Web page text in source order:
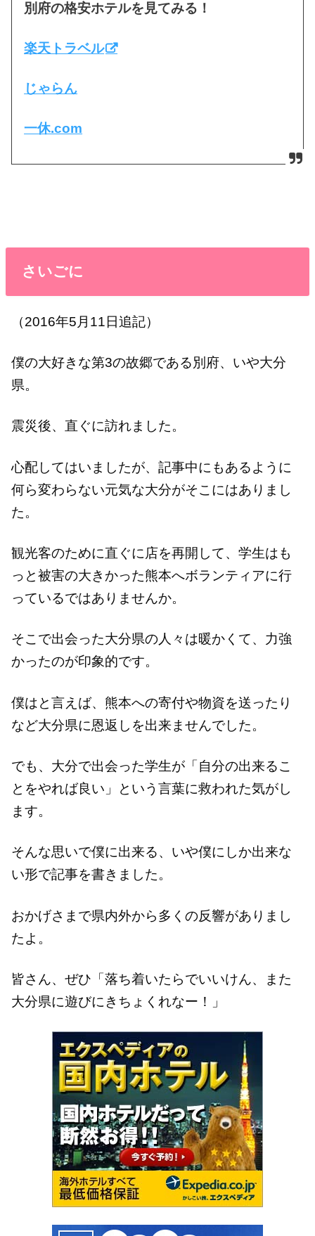
別府の格安ホテルを見てみる！
楽天トラベル
じゃらん
一休.com
さいごに
（2016年5月11日追記）
僕の大好きな第3の故郷である別府、いや大分
県。
震災後、直ぐに訪れました。
心配してはいましたが、記事中にもあるように
何ら変わらない元気な大分がそこにはありまし
た。
観光客のために直ぐに店を再開して、学生はも
っと被害の大きかった熊本へボランティアに行
っているではありませんか。
そこで出会った大分県の人々は暖かくて、力強
かったのが印象的です。
僕はと言えば、熊本への寄付や物資を送ったり
など大分県に恩返しを出来ませんでした。
でも、大分で出会った学生が「自分の出来るこ
とをやれば良い」という言葉に救われた気がし
ます。
そんな思いで僕に出来る、いや僕にしか出来な
い形で記事を書きました。
おかげさまで県内外から多くの反響がありまし
たよ。
皆さん、ぜひ「落ち着いたらでいいけん、また
大分県に遊びにきちょくれなー！」